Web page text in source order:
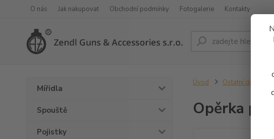
O nás Jak nakupovat Obchodní podmínky Fotogalerie Kontakty
Mířidla
Spouště
Pojistky
Úvod Ostatní doplňky
Opěrka